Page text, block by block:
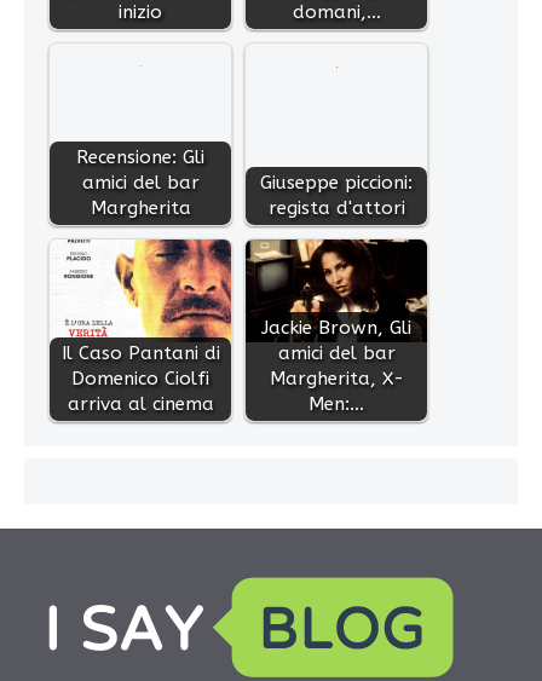
inizio
domani,…
Recensione: Gli
amici del bar
Margherita
Giuseppe piccioni:
regista d'attori
Il Caso Pantani di
Domenico Ciolfi
arriva al cinema
Jackie Brown, Gli
amici del bar
Margherita, X-
Men:…